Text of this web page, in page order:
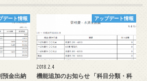
デート情報
預金出納
アップデート情報
2018.2.4
機能追加のお知らせ 「科目分類・科